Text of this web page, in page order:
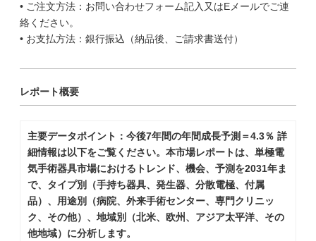
• ご注文方法：お問い合わせフォーム記入又はEメールでご連
絡ください。
• お支払方法：銀行振込（納品後、ご請求書送付）
レポート概要
主要データポイント：今後7年間の年間成長予測＝4.3％ 詳
細情報は以下をご覧ください。本市場レポートは、単極電
気手術器具市場におけるトレンド、機会、予測を2031年ま
で、タイプ別（手持ち器具、発生器、分散電極、付属
品）、用途別（病院、外来手術センター、専門クリニッ
ク、その他）、地域別（北米、欧州、アジア太平洋、その
他地域）に分析します。